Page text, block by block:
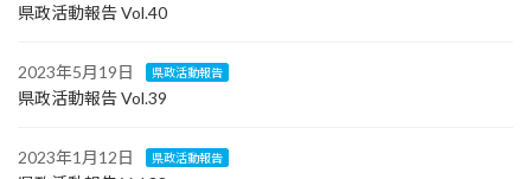
県政活動報告 Vol.40
2023年5月19日 県政活動報告
県政活動報告 Vol.39
2023年1月12日 県政活動報告